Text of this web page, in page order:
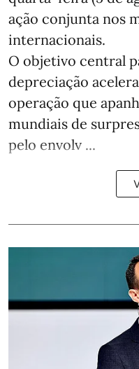
ação conjunta nos
internacionais.
O objetivo central
depreciação
operação que
mundiais de
pelo envolv ...